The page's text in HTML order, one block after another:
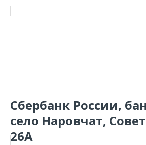
Сбербанк России,
село Наровчат,
26А